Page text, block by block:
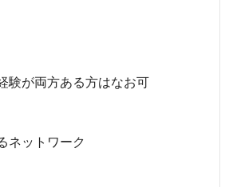
験が両方ある方はなお可
ネットワーク